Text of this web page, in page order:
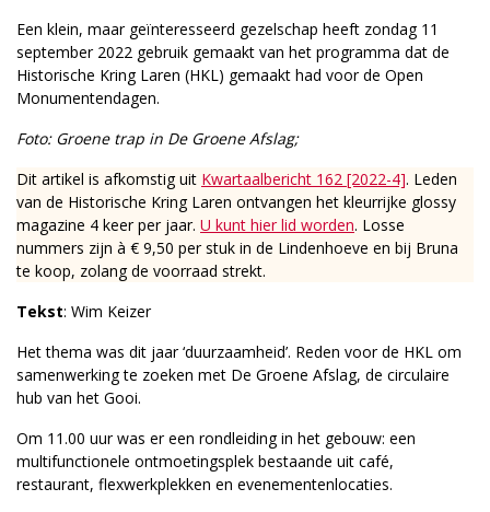
Een klein, maar geïnteresseerd gezelschap heeft zondag 11
september 2022 gebruik gemaakt van het programma dat de
Historische Kring Laren (HKL) gemaakt had voor de Open
Monumentendagen.
Foto: Groene trap in De Groene Afslag;
Dit artikel is afkomstig uit Kwartaalbericht 162 [2022-4]. Leden
van de Historische Kring Laren ontvangen het kleurrijke glossy
magazine 4 keer per jaar. U kunt hier lid worden. Losse
nummers zijn à € 9,50 per stuk in de Lindenhoeve en bij Bruna
te koop, zolang de voorraad strekt.
Tekst: Wim Keizer
Het thema was dit jaar ‘duurzaamheid’. Reden voor de HKL om
samenwerking te zoeken met De Groene Afslag, de circulaire
hub van het Gooi.
Om 11.00 uur was er een rondleiding in het gebouw: een
multifunctionele ontmoetingsplek bestaande uit café,
restaurant, flexwerkplekken en evenementenlocaties.